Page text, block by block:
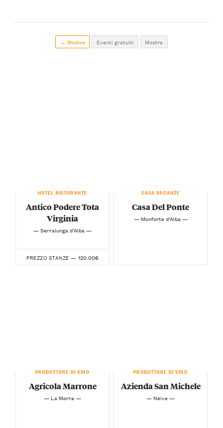
← Mostre Eventi gratuiti Mostre
HOTEL RISTORANTE
Antico Podere Tota
Virginia
— Serralunga d’Alba —
PREZZO STANZE — 120.00€
CASA VACANZE
Casa Del Ponte
— Monforte d’Alba —
PRODUTTORE DI VINO
Agricola Marrone
— La Morra —
PRODUTTORE DI VINO
Azienda San Michele
— Neive —